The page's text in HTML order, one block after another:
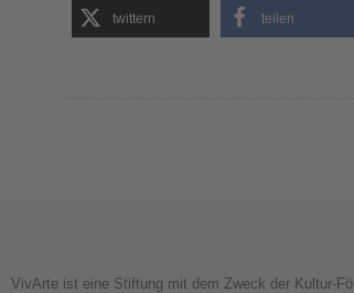
twittern teilen
VivArte ist eine Stiftung mit dem Zweck der Kultur-